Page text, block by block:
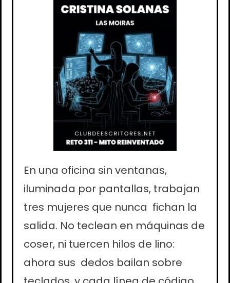
En una oficina sin ventanas,
iluminada por pantallas, trabajan
tres mujeres que nunca fichan la
salida. No teclean en máquinas de
coser, ni tuercen hilos de lino:
ahora sus dedos bailan sobre